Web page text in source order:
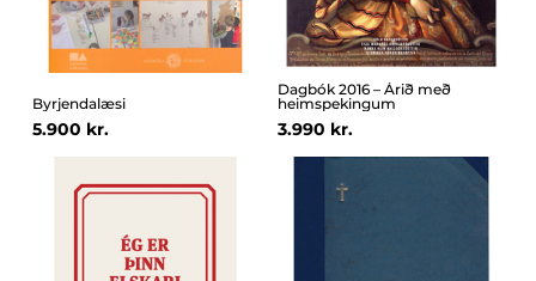
Byrjendalæsi
5.900 kr.
Dagbók 2016 – Árið með
heimspekingum
3.990 kr.